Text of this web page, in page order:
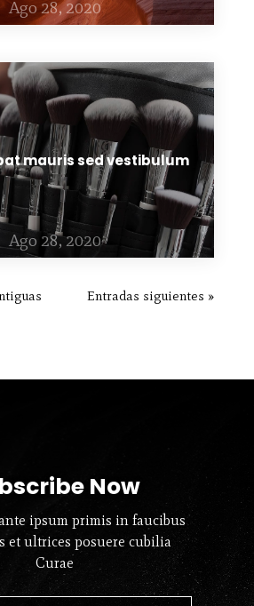
Ago 28, 2020
mauris sed vestibulum
Ago 28, 2020
Entradas siguientes »
Now
ipsum primis in faucibus
et ultrices posuere cubilia
Curae